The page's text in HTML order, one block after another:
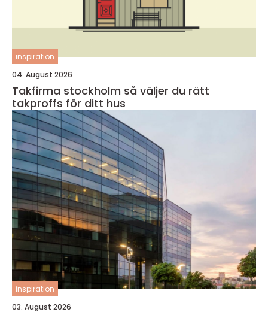
inspiration
04. August 2026
Takfirma stockholm så väljer du rätt
takproffs för ditt hus
inspiration
03. August 2026